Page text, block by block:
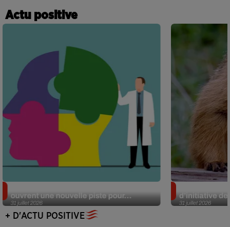
Actu positive
31 juillet 2026
ouvrent une nouvelle piste pour...
31 juillet 2026
d’initiative
+ D'ACTU POSITIVE